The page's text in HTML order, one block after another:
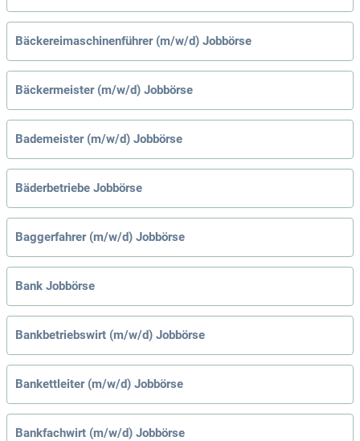
Bäckereimaschinenführer (m/w/d) Jobbörse
Bäckermeister (m/w/d) Jobbörse
Bademeister (m/w/d) Jobbörse
Bäderbetriebe Jobbörse
Baggerfahrer (m/w/d) Jobbörse
Bank Jobbörse
Bankbetriebswirt (m/w/d) Jobbörse
Bankettleiter (m/w/d) Jobbörse
Bankfachwirt (m/w/d) Jobbörse